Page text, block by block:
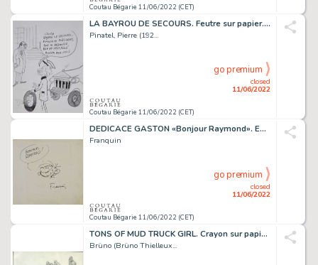
Coutau Bégarie 11/06/2022 (CET)
LA BAYROU DE SECOURS. Feutre sur papier. Signé. Dimensions...
Pinatel, Pierre (192...
Coutau Bégarie 11/06/2022 (CET)
closed
11/06/2022
go premium
DEDICACE GASTON «Bonjour Raymond». Encre de Chine sur...
Franquin
Coutau Bégarie 11/06/2022 (CET)
closed
11/06/2022
go premium
TONS OF MUD TRUCK GIRL. Crayon sur papier, dimensions...
Brüno (Brüno Thielleux...